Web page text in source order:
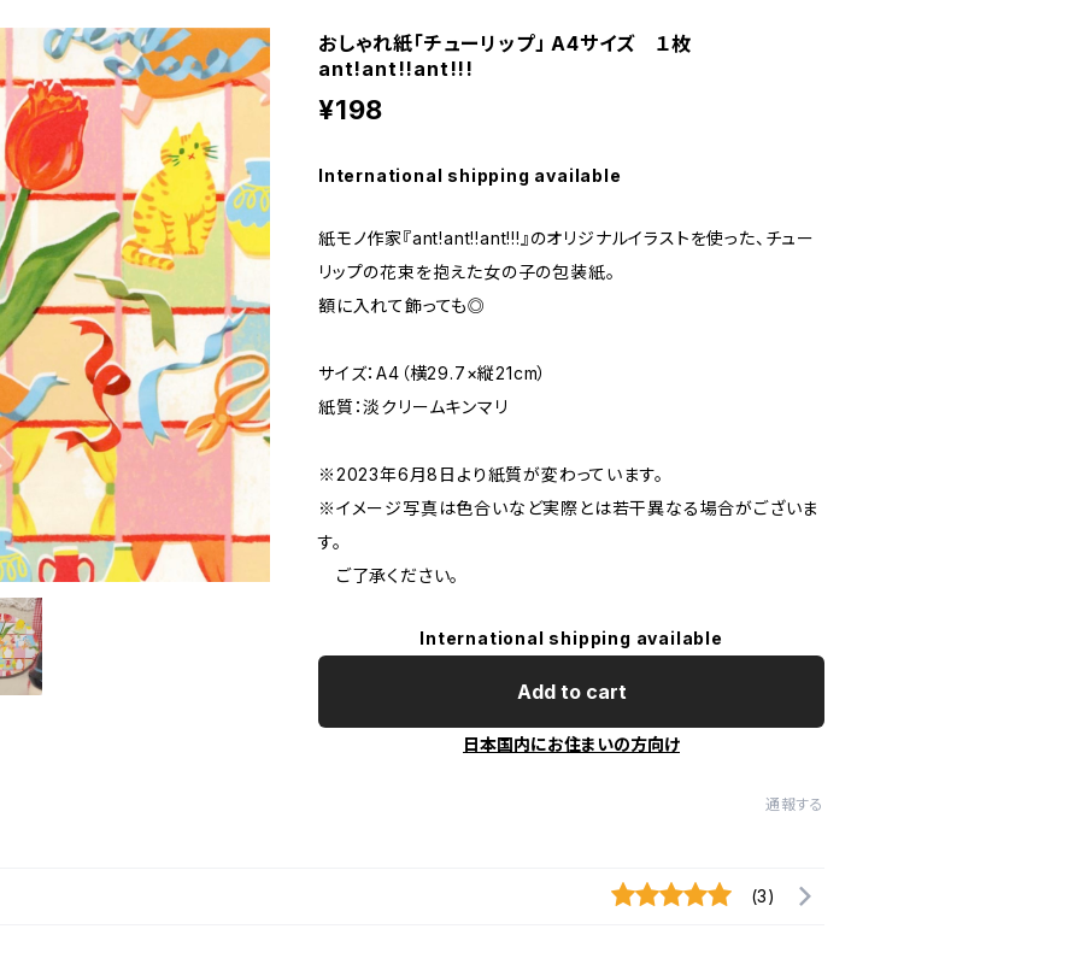
おしゃれ紙「チューリップ」 A4サイズ １枚
ant!ant!!ant!!!
¥198
International shipping available
紙モノ作家『ant!ant!!ant!!!』のオリジナルイラストを使った、チュー
リップの花束を抱えた女の子の包装紙。
額に入れて飾っても◎
サイズ：A4（横29.7×縦21cm）
紙質：淡クリームキンマリ
※2023年6月8日より紙質が変わっています。
※イメージ写真は色合いなど実際とは若干異なる場合がございま
す。
ご了承ください。
International shipping available
Add to cart
日本国内にお住まいの方向け
通報する
(3)